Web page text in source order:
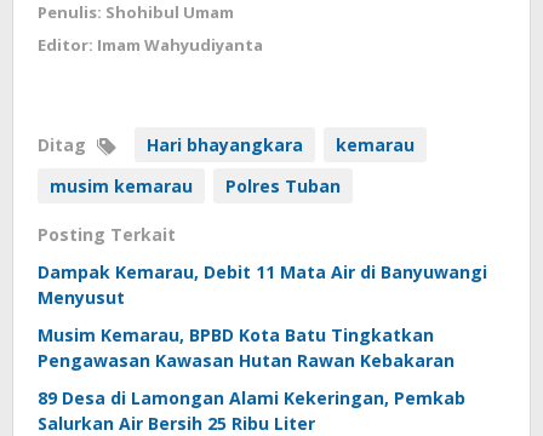
Penulis: Shohibul Umam
Editor: Imam Wahyudiyanta
Ditag Hari bhayangkara
kemarau
musim kemarau
Polres Tuban
Posting Terkait
Dampak Kemarau, Debit 11 Mata Air di Banyuwangi
Menyusut
Musim Kemarau, BPBD Kota Batu Tingkatkan
Pengawasan Kawasan Hutan Rawan Kebakaran
89 Desa di Lamongan Alami Kekeringan, Pemkab
Salurkan Air Bersih 25 Ribu Liter